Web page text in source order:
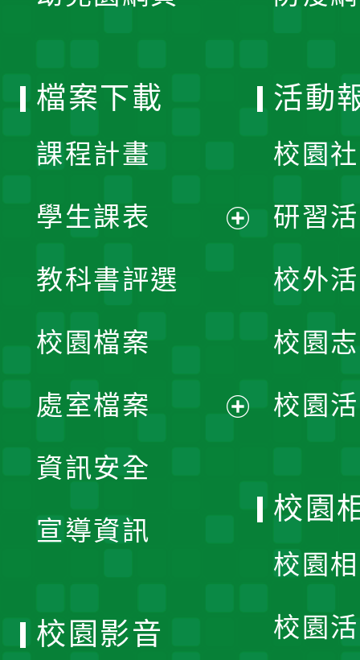
檔案下載
課程計畫
學生課表
單
教科書評選
校園檔案
處室檔案
資訊安全
宣導資訊
活動
校園
研習
校外
校園
校園
校園
校園
校園
校園影音